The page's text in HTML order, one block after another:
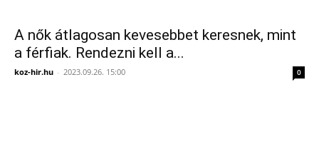
A nők átlagosan kevesebbet keresnek, mint
a férfiak. Rendezni kell a...
koz-hir.hu - 2023.09.26. 15:00 0